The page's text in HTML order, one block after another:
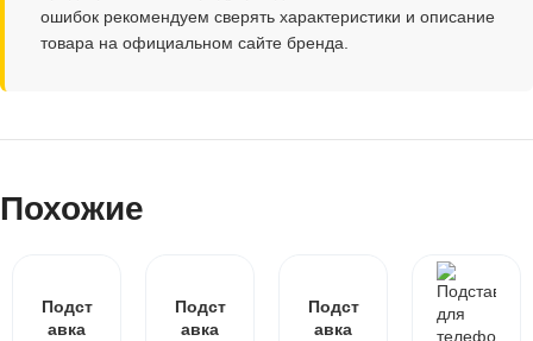
ошибок рекомендуем сверять характеристики и описание
товара на официальном сайте бренда.
Похожие
Подст
авка
Подст
авка
Подст
авка